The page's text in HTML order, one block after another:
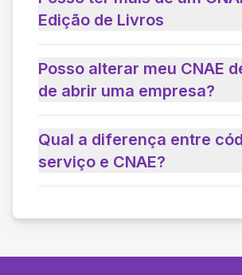
Edição de Livros
Posso alterar meu CNAE
de abrir uma empresa?
Qual a diferença entre
serviço e CNAE?